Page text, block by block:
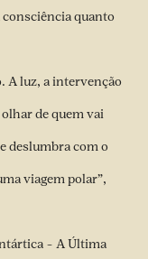
quanto
A luz, a intervenção
de quem vai
deslumbra com o
viagem polar”,
– A Última